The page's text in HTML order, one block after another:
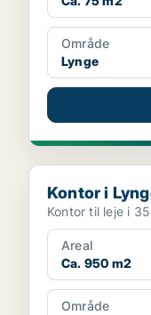
Område
Lynge
Kontor i Lynge
Kontor i
Kontor til leje i
Areal
Ca. 950 m2
Område